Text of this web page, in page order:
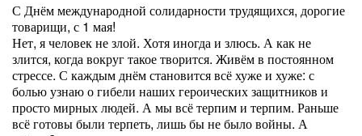
С Днём международной солидарности трудящихся, дорогие
товарищи, с 1 мая!
Нет, я человек не злой. Хотя иногда и злюсь. А как не
злится, когда вокруг такое творится. Живём в постоянном
стрессе. С каждым днём становится всё хуже и хуже: с
болью узнаю о гибели наших героических защитников и
просто мирных людей. А мы всё терпим и терпим. Раньше
всё готовы были терпеть, лишь бы не было войны. А